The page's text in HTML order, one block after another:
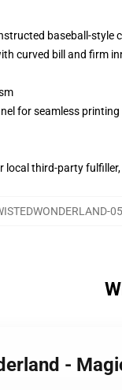
baseball-style
curved bill and firm
for seamless printing
local third-party
-